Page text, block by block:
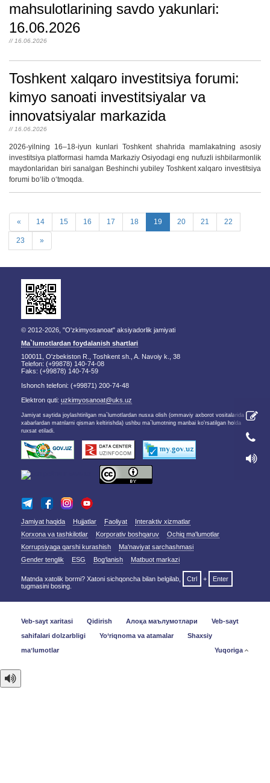
mahsulotlarining savdo yakunlari:
16.06.2026
// 16.06.2026
Toshkent xalqaro investitsiya forumi:
kimyo sanoati investitsiyalar va
innovatsiyalar markazida
// 16.06.2026
2026-yilning 16–18-iyun kunlari Toshkent shahrida mamlakatning asosiy
investitsiya platformasi hamda Markaziy Osiyodagi eng nufuzli ishbilarmonlik
maydonlaridan biri sanalgan Beshinchi yubiley Toshkent xalqaro investitsiya
forumi boʻlib oʻtmoqda.
« 14 15 16 17 18 19 20 21 22
23 »
© 2012-2026, "O'zkimyosanoat" aksiyadorlik jamiyati
Ma`lumotlardan foydalanish shartlari
100011, O'zbekiston R., Toshkent sh., A. Navoiy k., 38
Telefon: (+99878) 140-74-08
Faks: (+99878) 140-74-59
Ishonch telefoni: (+99871) 200-74-48
Elektron quti: uzkimyosanoat@uks.uz
Jamiyat saytida joylashtirilgan ma`lumotlardan nusxa olish (ommaviy axborot vositalarida
xabarlardan matnlarni qisman keltirishda) ushbu ma`lumotning manbai ko'rsatilgan holda
ruxsat etiladi.
Jamiyat haqida Hujjatlar Faoliyat
Interaktiv xizmatlar
Korxona va tashkilotlar
Korporativ boshqaruv
Ochiq ma'lumotlar
Korrupsiyaga qarshi kurashish
Ma'naviyat sarchashmasi
Gender tenglik
ESG Bog‘lanish Matbuot markazi
Matnda xatolik bormi? Xatoni sichqoncha bilan belgilab, Ctrl +
Enter
tugmasini bosing.
Veb-sayt xaritasi Qidirish Алоқа маълумотлари
Veb-sayt
sahifalari dolzarbligi
Yo‘riqnoma va atamalar
Shaxsiy
maʼlumotlar
Yuqoriga